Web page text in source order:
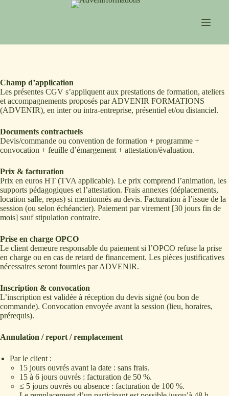
Champ d’application
Les présentes CGV s’appliquent aux prestations de formation, ateliers
et accompagnements proposés par ADVENIR FORMATIONS
(ADVENIR), en inter ou intra-entreprise, présentiel et/ou distanciel.
Documents contractuels
Devis/commande ou convention de formation + programme +
convocation + feuille d’émargement + attestation/évaluation.
Prix & facturation
Prix en euros HT (TVA applicable). Le prix comprend l’animation, les
supports pédagogiques et l’attestation. Frais annexes (déplacements,
location salle, repas) si mentionnés au devis. Facturation à l’issue de la
session (ou selon échéancier). Paiement par virement [30 jours fin de
mois] sauf stipulation contraire.
Prise en charge OPCO
Le client demeure responsable du paiement si l’OPCO refuse la prise
en charge ou en cas de retard de financement. Les pièces justificatives
nécessaires seront fournies par ADVENIR.
Inscription & convocation
L’inscription est validée à réception du devis signé (ou bon de
commande). Convocation envoyée avant la session (lieu, horaires,
prérequis).
Annulation / report / remplacement
Par le client :
15 jours ouvrés avant la date : sans frais.
15 à 6 jours ouvrés : facturation de 50 %.
≤ 5 jours ouvrés ou absence : facturation de 100 %.